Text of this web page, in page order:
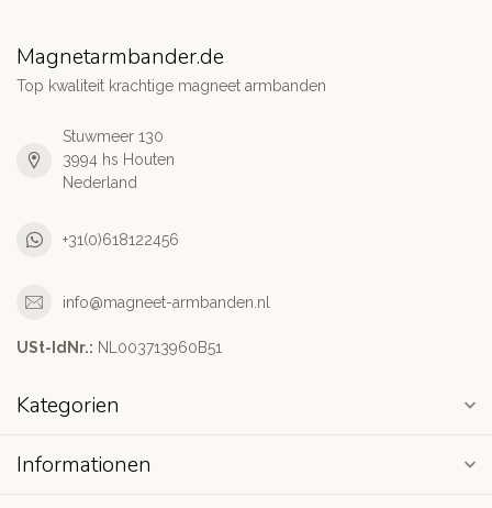
Magnetarmbander.de
Top kwaliteit krachtige magneet armbanden
Stuwmeer 130
3994 hs Houten
Nederland
+31(0)618122456
info@magneet-armbanden.nl
USt-IdNr.: NL003713960B51
Kategorien
Informationen